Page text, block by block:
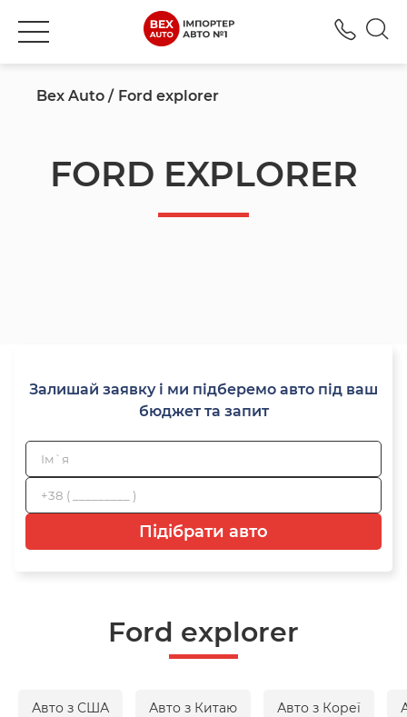
Bex Auto Ford explorer
FORD EXPLORER
Залишай заявку і ми підберемо авто під ваш
бюджет та запит
Підібрати авто
Ford explorer
Авто з США Авто з Китаю Авто з Кореї